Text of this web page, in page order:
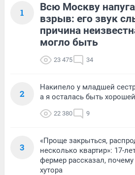
1
Всю Москву
взрыв: его звук
причина
могло быть
23 475 34
2
Накипело у младшей
а я осталась быть
22 380 9
3
«Проще закрыться,
несколько квартир»: 17-
фермер рассказал, почему
хутора